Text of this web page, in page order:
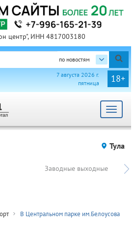
центр", ИНН 4817003180
по новостям
18+
7 августа 2026 г.
пятница
Toggle
Тула
Заводные выходные
В Центральном парке им.Белоусова